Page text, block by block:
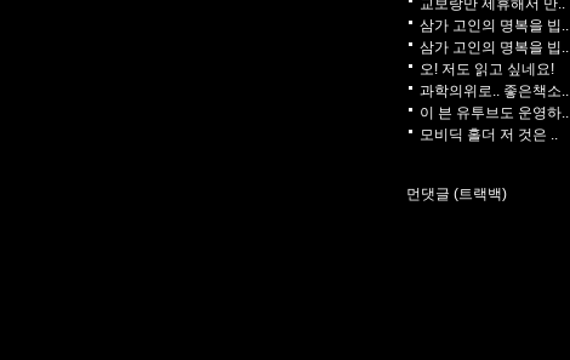
교보랑만 제휴해서 만..
삼가 고인의 명복을 빕..
삼가 고인의 명복을 빕..
오! 저도 읽고 싶네요!
과학의위로.. 좋은책소..
이 븐 유투브도 운영하..
모비딕 홀더 저 것은 ..
먼댓글 (트랙백)